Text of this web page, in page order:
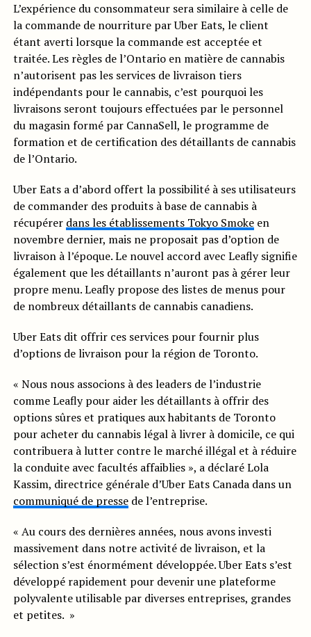
L’expérience du consommateur sera similaire à celle de
la commande de nourriture par Uber Eats, le client
étant averti lorsque la commande est acceptée et
traitée. Les règles de l’Ontario en matière de cannabis
n’autorisent pas les services de livraison tiers
indépendants pour le cannabis, c’est pourquoi les
livraisons seront toujours effectuées par le personnel
du magasin formé par CannaSell, le programme de
formation et de certification des détaillants de cannabis
de l’Ontario.
Uber Eats a d’abord offert la possibilité à ses utilisateurs
de commander des produits à base de cannabis à
récupérer dans les établissements Tokyo Smokeen
novembre dernier, mais ne proposait pas d’option de
livraison à l’époque. Le nouvel accord avec Leafly signifie
également que les détaillants n’auront pas à gérer leur
propre menu. Leafly propose des listes de menus pour
de nombreux détaillants de cannabis canadiens.
Uber Eats dit offrir ces services pour fournir plus
d’options de livraison pour la région de Toronto.
« Nous nous associons à des leaders de l’industrie
comme Leafly pour aider les détaillants à offrir des
options sûres et pratiques aux habitants de Toronto
pour acheter du cannabis légal à livrer à domicile, ce qui
contribuera à lutter contre le marché illégal et à réduire
la conduite avec facultés affaiblies », a déclaré Lola
Kassim, directrice générale d’Uber Eats Canada dans un
communiqué de pressede l’entreprise.
« Au cours des dernières années, nous avons investi
massivement dans notre activité de livraison, et la
sélection s’est énormément développée. Uber Eats s’est
développé rapidement pour devenir une plateforme
polyvalente utilisable par diverses entreprises, grandes
et petites. »